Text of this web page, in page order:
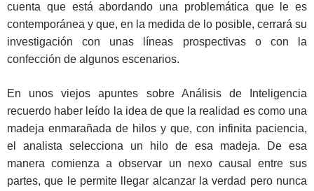
cuenta que está abordando una problemática que le es
contemporánea y que, en la medida de lo posible, cerrará su
investigación con unas líneas prospectivas o con la
confección de algunos escenarios.
En unos viejos apuntes sobre Análisis de Inteligencia
recuerdo haber leído la idea de que la realidad es como una
madeja enmarañada de hilos y que, con infinita paciencia,
el analista selecciona un hilo de esa madeja. De esa
manera comienza a observar un nexo causal entre sus
partes, que le permite llegar alcanzar la verdad pero nunca